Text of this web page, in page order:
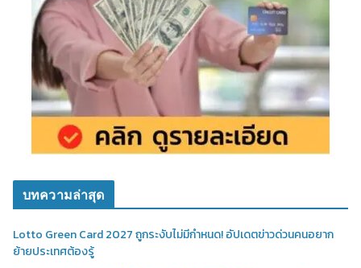
บทความล่าสุด
Lotto Green Card 2027 ถูกระงับไม่มีกำหนด! อัปเดตข่าวด่วนคนอยาก
ย้ายประเทศต้องรู้